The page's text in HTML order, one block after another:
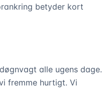
betyder kort
alle ugens dage.
fremme hurtigt. Vi